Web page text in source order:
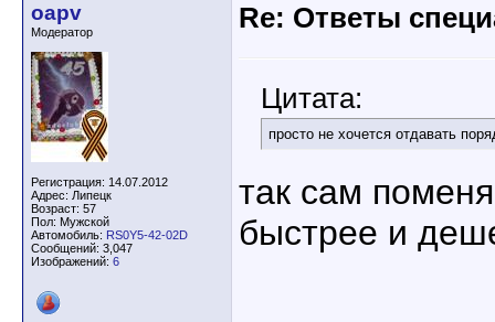
oapv
Модератор
Регистрация: 14.07.2012
Адрес: Липецк
Возраст: 57
Пол: Мужской
Автомобиль: RS0Y5-42-02D
Сообщений: 3,047
Изображений: 6
Re: Ответы
Цитата:
просто не хочется отдавать
так сам
быстрее и